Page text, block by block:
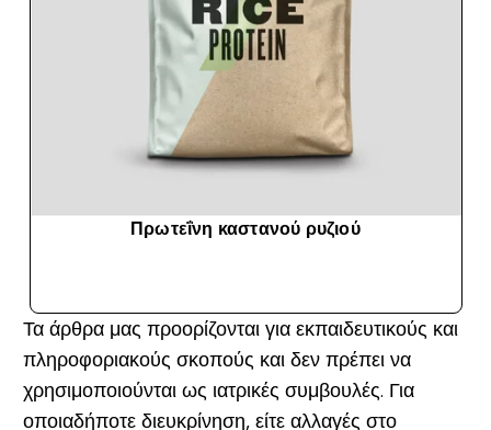
Πρωτεΐνη καστανού ρυζιού
Τα άρθρα μας προορίζονται για εκπαιδευτικούς και
πληροφοριακούς σκοπούς και δεν πρέπει να
χρησιμοποιούνται ως ιατρικές συμβουλές. Για
οποιαδήποτε διευκρίνηση, είτε αλλαγές στο